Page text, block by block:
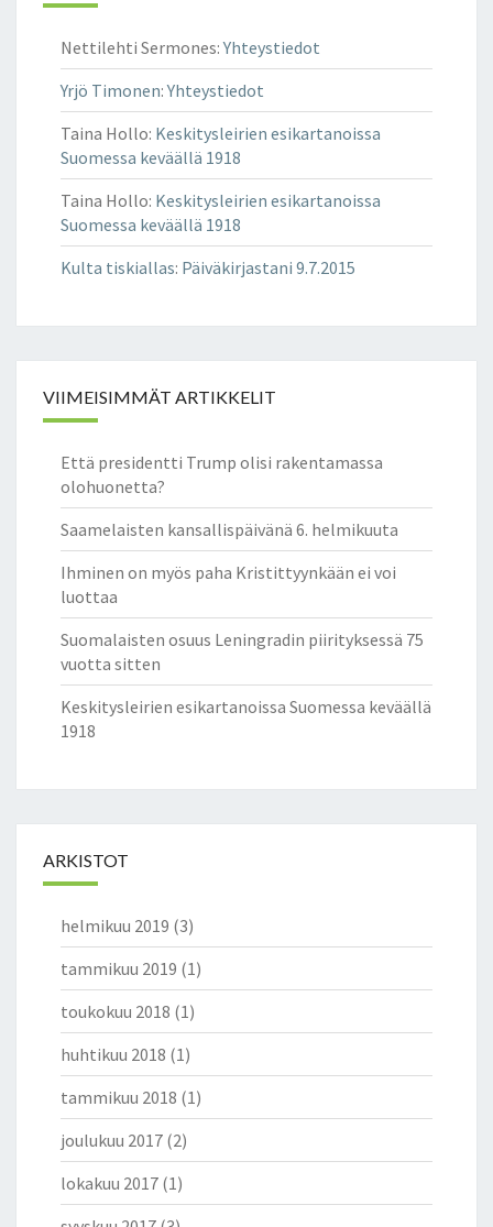
Nettilehti Sermones:Yhteystiedot
Yrjö Timonen:Yhteystiedot
Taina Hollo: Keskitysleirien esikartanoissa
Suomessa keväällä 1918
Taina Hollo: Keskitysleirien esikartanoissa
Suomessa keväällä 1918
Kulta tiskiallas: Päiväkirjastani 9.7.2015
VIIMEISIMMÄT ARTIKKELIT
Että presidentti Trump olisi rakentamassa
olohuonetta?
Saamelaisten kansallispäivänä 6. helmikuuta
Ihminen on myös paha Kristittyynkään ei voi
luottaa
Suomalaisten osuus Leningradin piirityksessä 75
vuotta sitten
Keskitysleirien esikartanoissa Suomessa keväällä
1918
ARKISTOT
helmikuu 2019 (3)
tammikuu 2019 (1)
toukokuu 2018 (1)
huhtikuu 2018 (1)
tammikuu 2018 (1)
joulukuu 2017 (2)
lokakuu 2017 (1)